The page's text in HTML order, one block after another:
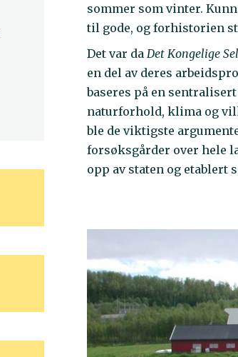
sommer som vinter.
til gode, og forhistorien
Det var daDet Kongelige
en del av deres
baseres på en
naturforhold, klima og
ble de viktigste
forsøksgårder over hele
opp av staten og etablert